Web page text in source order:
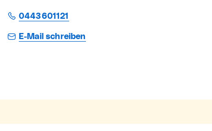
0443601121
E-Mail schreiben